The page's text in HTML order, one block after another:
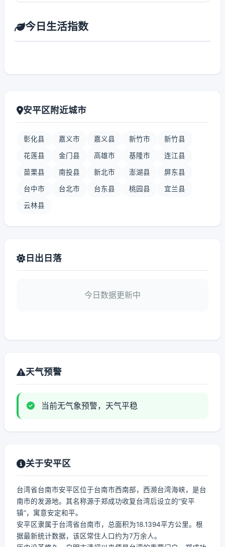
今日生活指数
安平区附近城市
彰化县 嘉义市 嘉义县 新竹市 新竹县
花莲县 金门县 高雄市 基隆市 连江县
苗栗县 南投县 新北市 澎湖县 屏东县
台中市 台北市 台东县 桃园县 宜兰县
云林县
日出日落
今日数据更新中
天气预警
当前无气象预警，天气平稳
关于安平区
台湾省台南市安平区位于台南市西南部，西濒台湾海峡，是台
南市的发源地。其名称源于郑成功收复台湾后设立的“安平
镇”，寓意安定和平。
安平区隶属于台湾省台南市，总面积为18.1394平方公里。根
据最新统计数据，该区常住人口约为7万余人。